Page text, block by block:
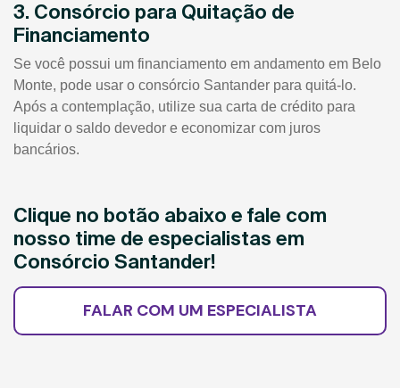
3. Consórcio para Quitação de
Financiamento
Se você possui um financiamento em andamento em Belo
Monte, pode usar o consórcio Santander para quitá-lo.
Após a contemplação, utilize sua carta de crédito para
liquidar o saldo devedor e economizar com juros
bancários.
Clique no botão abaixo e fale com
nosso time de especialistas em
Consórcio Santander!
FALAR COM UM ESPECIALISTA